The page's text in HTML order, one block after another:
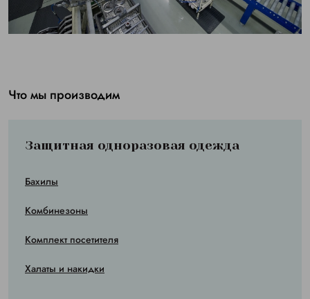
Что мы производим
Защитная одноразовая одежда
Бахилы
Комбинезоны
Комплект посетителя
Халаты и накидки